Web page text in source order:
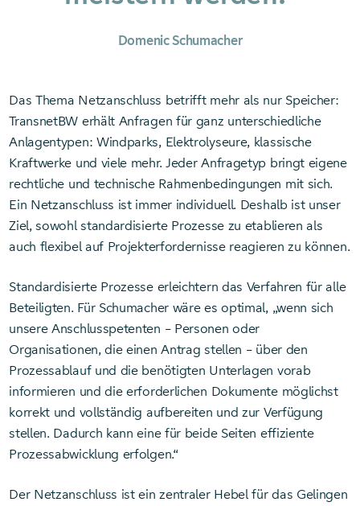
Domenic Schumacher
Das Thema Netzanschluss betrifft mehr als nur Speicher:
TransnetBW erhält Anfragen für ganz unterschiedliche
Anlagentypen: Windparks, Elektrolyseure, klassische
Kraftwerke und viele mehr. Jeder Anfragetyp bringt eigene
rechtliche und technische Rahmenbedingungen mit sich.
Ein Netzanschluss ist immer individuell. Deshalb ist unser
Ziel, sowohl standardisierte Prozesse zu etablieren als
auch flexibel auf Projekterfordernisse reagieren zu können.
Standardisierte Prozesse erleichtern das Verfahren für alle
Beteiligten. Für Schumacher wäre es optimal, „wenn sich
unsere Anschlusspetenten – Personen oder
Organisationen, die einen Antrag stellen – über den
Prozessablauf und die benötigten Unterlagen vorab
informieren und die erforderlichen Dokumente möglichst
korrekt und vollständig aufbereiten und zur Verfügung
stellen. Dadurch kann eine für beide Seiten effiziente
Prozessabwicklung erfolgen.“
Der Netzanschluss ist ein zentraler Hebel für das Gelingen